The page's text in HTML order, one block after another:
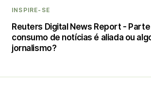
INSPIRE-SE
Reuters Digital News Report - Parte
consumo de notícias é aliada ou
jornalismo?